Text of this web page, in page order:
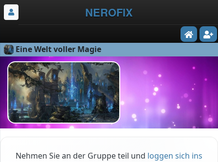
NEROFIX
Eine Welt voller Magie
Nehmen Sie an der Gruppe teil und loggen sich ins